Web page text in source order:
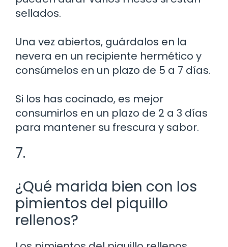
sellados.
Una vez abiertos, guárdalos en la
nevera en un recipiente hermético y
consúmelos en un plazo de 5 a 7 días.
Si los has cocinado, es mejor
consumirlos en un plazo de 2 a 3 días
para mantener su frescura y sabor.
7.
¿Qué marida bien con los
pimientos del piquillo
rellenos?